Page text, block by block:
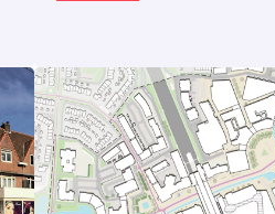
participatie?